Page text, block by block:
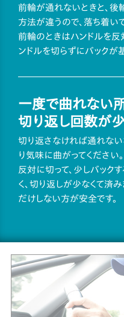
前輪が通れないときと、
方法が違うので、落ち着い
前輪のときはハンドルを反
ンドルを切らずにバックが
一度で曲れない
切り返し回数が少
切り返さなければ通れない
り気味に曲がってください
反対に切って、少しバック
く、切り返しが少なくて済
だけしない方が安全です。